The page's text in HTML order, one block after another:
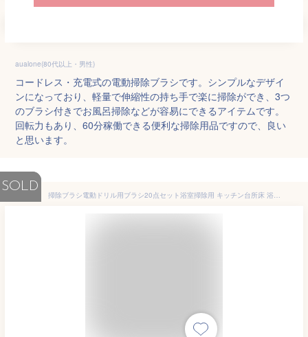
aualone(80代以上・男性)
コードレス・充電式の電動掃除ブラシです。シンプルなデザイ
ンになっており、軽量で伸縮性の持ち手で楽に掃除ができ、3つ
のブラシ付きでお風呂掃除などが容易にできるアイテムです。
回転力もあり、60分稼働できる便利な掃除用品ですので、良い
と思います。
SOLD
掃除ブラシ電動ドリル用ブラシ20点セット浴室掃除用 キッチン台所床 浴漕 お風呂 浴室 掃除用ブラシポリッシャー バフ ポリッシング スポンジ 六角軸電動ドリルに適応 研磨 ポリッシャー キッチン バスルーム タイル掃除 カーペット 洗車用 送料無料